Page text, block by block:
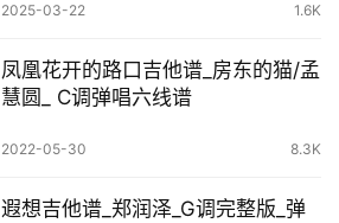
2025-03-22 1.6K
凤凰花开的路口吉他谱_房东的猫/孟
慧圆_ C调弹唱六线谱
2022-05-30 8.3K
遐想吉他谱_郑润泽_G调完整版_弹